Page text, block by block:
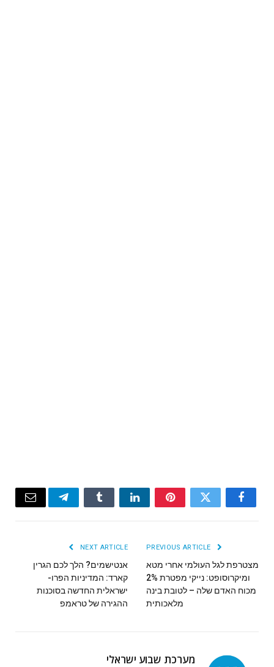
Facebook
Twitter
Pinterest
LinkedIn
Tumblr
Telegram
Email
מצטרפת לגל העולמי אחרי מטא
ומיקרוסופט: נייקי מפטרת 2%
מכוח האדם שלה – לטובת בינה
מלאכותית
NEXT ARTICLE
אנטישמים? הלך לכם הגרין
קארד: המדיניות הפרו-
ישראלית החדשה בסוכנות
ההגירה של טראמפ
מערכת שבוע ישראלי